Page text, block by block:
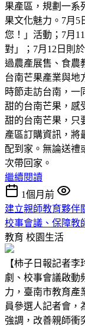
果產區，規劃一系
果文化魅力。7月5
您！」活動；7月
對」；7月12日則
過農產展售、食農
台南芒果產業與地
時節走訪台南，一
甜的台南芒果，感
甜的台南芒果，只
產區訂購資訊，將
配到家。無論送禮
次帶回家。
繼續閱讀
1個月前
建立親師教育夥伴
校事會議、保障教
教育 校園生活
【柿子日報記者
劇、校事會議啟動
力，臺南市教育產
員參選人記者會，
強調，改善親師衝